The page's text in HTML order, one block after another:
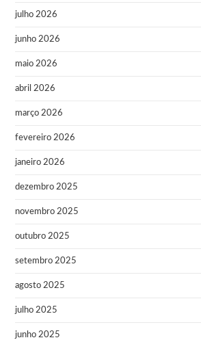
julho 2026
junho 2026
maio 2026
abril 2026
março 2026
fevereiro 2026
janeiro 2026
dezembro 2025
novembro 2025
outubro 2025
setembro 2025
agosto 2025
julho 2025
junho 2025